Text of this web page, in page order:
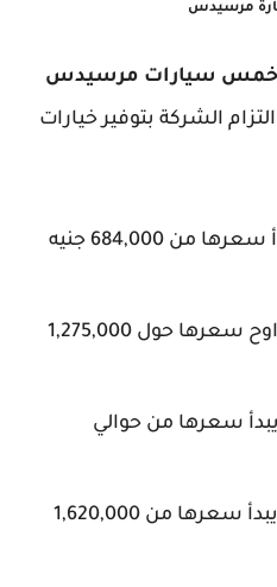
مرسيدس
سيارات مرسيدس
الشركة بتوفير خيارات
مرسيدس A-Class يبدأ سعرها من 684,000 جنيه
مرسيدس B-Class يتراوح سعرها حول 1,275,000
مرسيدس CLA-Class يبدأ سعرها من حوالي
مرسيدس GLA-Class يبدأ سعرها من 1,620,000